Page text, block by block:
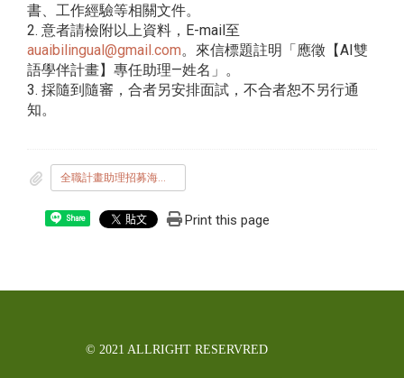
書、工作經驗等相關文件。
2. 意者請檢附以上資料，E-mail至
auaibilingual@gmail.com。來信標題註明「應徵【AI雙
語學伴計畫】專任助理—姓名」。
3. 採隨到隨審，合者另安排面試，不合者恕不另行通
知。
全職計畫助理招募海報.pdf
Share Print this page
© 2021 ALLRIGHT RESERVRED